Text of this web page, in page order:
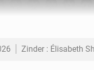
Zinder : Élisabeth